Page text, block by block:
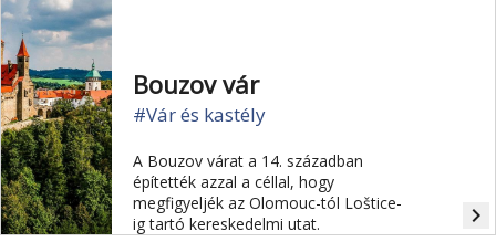
Bouzov vár
#Vár és kastély
A Bouzov várat a 14. században
építették azzal a céllal, hogy
megfigyeljék az Olomouc-tól Loštice-
ig tartó kereskedelmi utat.
navigate_next